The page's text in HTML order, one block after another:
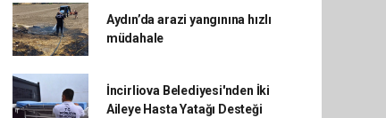
Aydın’da arazi yangınına hızlı
müdahale
İncirliova Belediyesi'nden İki
Aileye Hasta Yatağı Desteği